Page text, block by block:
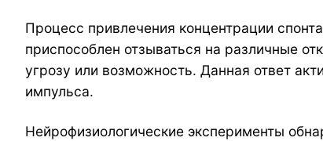
Процесс привлечения концентрации
приспособлен отзываться на различные
угрозу или возможность. Данная ответ
импульса.
Нейрофизиологические эксперименты